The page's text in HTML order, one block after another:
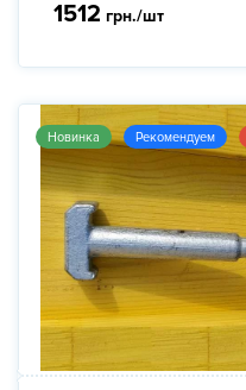
1512 грн./шт
Новинка Рекомендуем